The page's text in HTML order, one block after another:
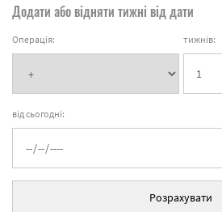
Додати або відняти тижні від дати
Операція: тижнів:
від сьогодні:
Розрахувати